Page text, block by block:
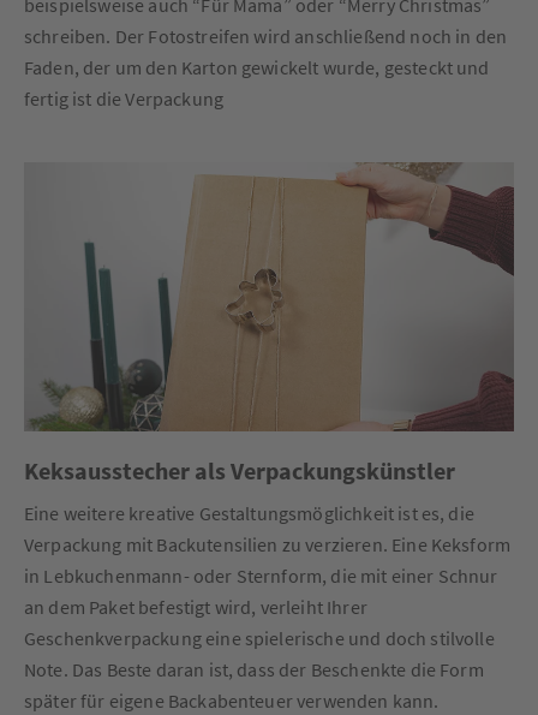
beispielsweise auch “Für Mama” oder “Merry Christmas”
schreiben. Der Fotostreifen wird anschließend noch in den
Faden, der um den Karton gewickelt wurde, gesteckt und
fertig ist die Verpackung
Keksausstecher als Verpackungskünstler
Eine weitere kreative Gestaltungsmöglichkeit ist es, die
Verpackung mit Backutensilien zu verzieren. Eine Keksform
in Lebkuchenmann- oder Sternform, die mit einer Schnur
an dem Paket befestigt wird, verleiht Ihrer
Geschenkverpackung eine spielerische und doch stilvolle
Note. Das Beste daran ist, dass der Beschenkte die Form
später für eigene Backabenteuer verwenden kann.